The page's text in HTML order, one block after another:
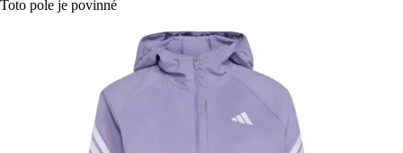
Toto pole je povinné